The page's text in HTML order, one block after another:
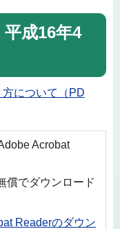
成16年4
について（PD
Acrobat
償でダウンロード
Readerのダウン